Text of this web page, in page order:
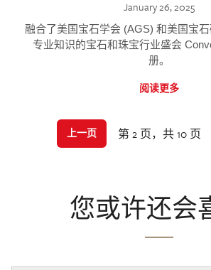
January 26, 2025
融合了美国宝石学会 (AGS) 和美国宝
专业知识的宝石和珠宝行业盛会
册。
阅读更多
上一页 第 2 页，共 10 页
您或许还会